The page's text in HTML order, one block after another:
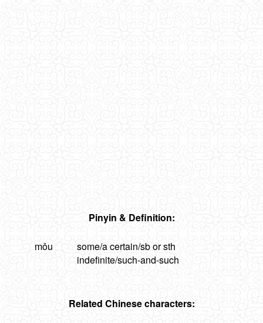
Pinyin & Definition:
mǒu
some/a certain/sb or sth
indefinite/such-and-such
Related Chinese characters: